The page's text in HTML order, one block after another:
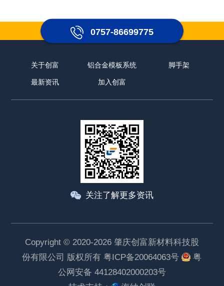
0757-86699775
关于创富 铝合金模板系统 脚手架
最新资讯 加入创富
关注了解更多资讯
Copyright © 2020-2026 肇庆创富新材料科技股
份有限公司 版权所有粤ICP备20064063号
粤
公网安备 44128402000203号